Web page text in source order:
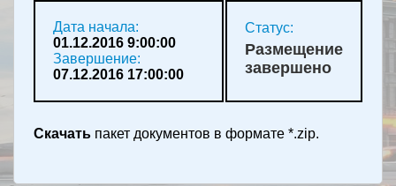
Дата начала:
01.12.2016 9:00:00
Завершение:
07.12.2016 17:00:00
Статус:
Размещение
завершено
Скачать пакет документов в формате *.zip.